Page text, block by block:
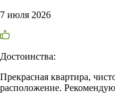
7 июля 2026
Достоинства:
Прекрасная квартира,
расположение.